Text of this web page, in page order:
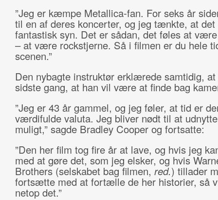
”Jeg er kæmpe Metallica-fan. For seks år
til en af deres koncerter, og jeg tænkte, at det
fantastisk syn. Det er sådan, det føles at
– at være rockstjerne. Så i filmen er du hele
scenen.”
Den nybagte instruktør erklærede samtidig,
sidste gang, at han vil være at finde bag
”Jeg er 43 år gammel, og jeg føler, at tid er
værdifulde valuta. Jeg bliver nødt til at
muligt,” sagde Bradley Cooper og fortsatte:
”Den her film tog fire år at lave, og hvis jeg
med at gøre det, som jeg elsker, og hvis
Brothers (selskabet bag filmen, red.) tillader
fortsætte med at fortælle de her historier, så
netop det.”